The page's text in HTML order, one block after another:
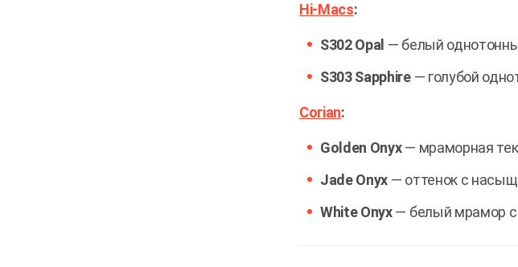
Hi-Macs:
S302 Opal — белый
S303 Sapphire— голубой
Corian:
Golden Onyx— мраморная
Jade Onyx — оттенок с
White Onyx— белый мрамор с